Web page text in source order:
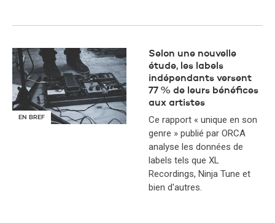
EN BREF
Selon une nouvelle
étude, les labels
indépendants versent
77 % de leurs bénéfices
aux artistes
Ce rapport « unique en son
genre » publié par ORCA
analyse les données de
labels tels que XL
Recordings, Ninja Tune et
bien d'autres.